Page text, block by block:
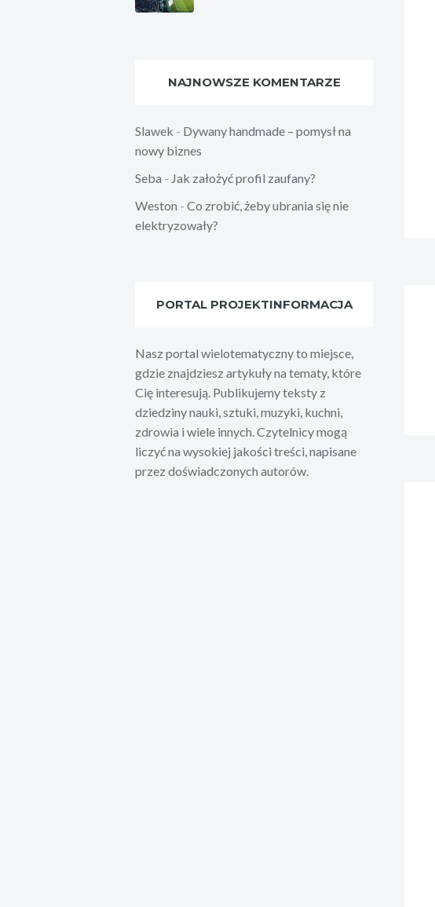
NAJNOWSZE KOMENTARZE
Slawek - Dywany handmade – pomysł na
nowy biznes
Seba - Jak założyć profil zaufany?
Weston - Co zrobić, żeby ubrania się nie
elektryzowały?
PORTAL PROJEKTINFORMACJA
Nasz portal wielotematyczny to miejsce,
gdzie znajdziesz artykuły na tematy, które
Cię interesują. Publikujemy teksty z
dziedziny nauki, sztuki, muzyki, kuchni,
zdrowia i wiele innych. Czytelnicy mogą
liczyć na wysokiej jakości treści, napisane
przez doświadczonych autorów.